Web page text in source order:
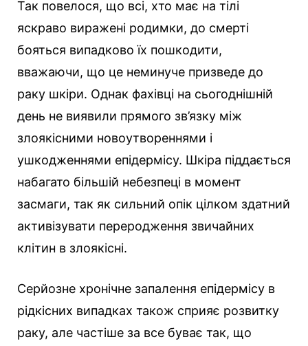
Так повелося, що всі, хто має на тілі
яскраво виражені родимки, до смерті
бояться випадково їх пошкодити,
вважаючи, що це неминуче призведе до
раку шкіри. Однак фахівці на сьогоднішній
день не виявили прямого зв’язку між
злоякісними новоутвореннями і
ушкодженнями епідермісу. Шкіра піддається
набагато більшій небезпеці в момент
засмаги, так як сильний опік цілком здатний
активізувати переродження звичайних
клітин в злоякісні.
Серйозне хронічне запалення епідермісу в
рідкісних випадках також сприяє розвитку
раку, але частіше за все буває так, що